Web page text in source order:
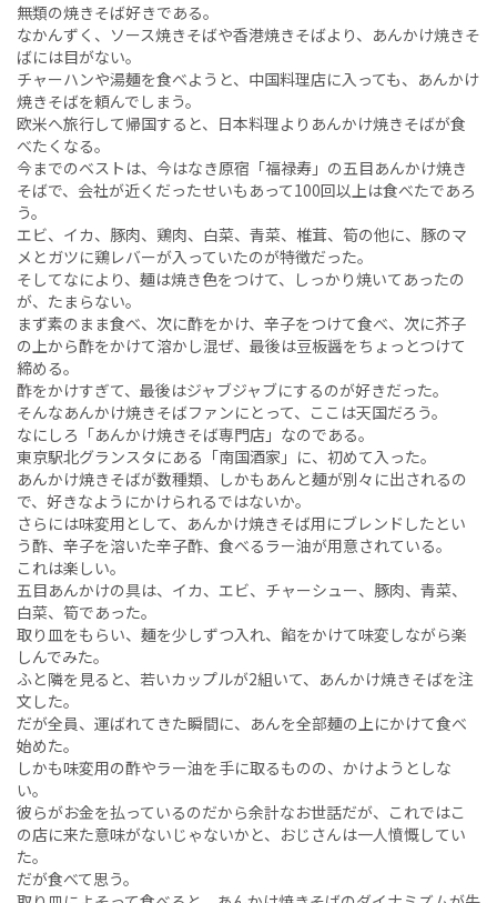
無類の焼きそば好きである。
なかんずく、ソース焼きそばや香港焼きそばより、あんかけ焼きそ
ばには目がない。
チャーハンや湯麺を食べようと、中国料理店に入っても、あんかけ
焼きそばを頼んでしまう。
欧米へ旅行して帰国すると、日本料理よりあんかけ焼きそばが食
べたくなる。
今までのベストは、今はなき原宿「福禄寿」の五目あんかけ焼き
そばで、会社が近くだったせいもあって100回以上は食べたであろ
う。
エビ、イカ、豚肉、鶏肉、白菜、青菜、椎茸、筍の他に、豚のマ
メとガツに鶏レバーが入っていたのが特徴だった。
そしてなにより、麺は焼き色をつけて、しっかり焼いてあったの
が、たまらない。
まず素のまま食べ、次に酢をかけ、辛子をつけて食べ、次に芥子
の上から酢をかけて溶かし混ぜ、最後は豆板醤をちょっとつけて
締める。
酢をかけすぎて、最後はジャブジャブにするのが好きだった。
そんなあんかけ焼きそばファンにとって、ここは天国だろう。
なにしろ「あんかけ焼きそば専門店」なのである。
東京駅北グランスタにある「南国酒家」に、初めて入った。
あんかけ焼きそばが数種類、しかもあんと麺が別々に出されるの
で、好きなようにかけられるではないか。
さらには味変用として、あんかけ焼きそば用にブレンドしたとい
う酢、辛子を溶いた辛子酢、食べるラー油が用意されている。
これは楽しい。
五目あんかけの具は、イカ、エビ、チャーシュー、豚肉、青菜、
白菜、筍であった。
取り皿をもらい、麺を少しずつ入れ、餡をかけて味変しながら楽
しんでみた。
ふと隣を見ると、若いカップルが2組いて、あんかけ焼きそばを注
文した。
だが全員、運ばれてきた瞬間に、あんを全部麺の上にかけて食べ
始めた。
しかも味変用の酢やラー油を手に取るものの、かけようとしな
い。
彼らがお金を払っているのだから余計なお世話だが、これではこ
の店に来た意味がないじゃないかと、おじさんは一人憤慨してい
た。
だが食べて思う。